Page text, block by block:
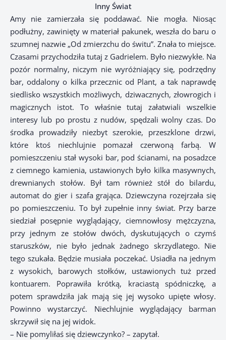
Inny Świat
Amy nie zamierzała się poddawać. Nie mogła. Niosąc
podłużny, zawinięty w materiał pakunek, weszła do baru o
szumnej nazwie „Od zmierzchu do świtu”. Znała to miejsce.
Czasami przychodziła tutaj z Gadrielem. Było niezwykłe. Na
pozór normalny, niczym nie wyróżniający się, podrzędny
bar, oddalony o kilka przecznic od Plant, a tak naprawdę
siedlisko wszystkich możliwych, dziwacznych, złowrogich i
magicznych istot. To właśnie tutaj załatwiali wszelkie
interesy lub po prostu z nudów, spędzali wolny czas. Do
środka prowadziły niezbyt szerokie, przeszklone drzwi,
które ktoś niechlujnie pomazał czerwoną farbą. W
pomieszczeniu stał wysoki bar, pod ścianami, na posadzce
z ciemnego kamienia, ustawionych było kilka masywnych,
drewnianych stołów. Był tam również stół do bilardu,
automat do gier i szafa grająca. Dziewczyna rozejrzała się
po pomieszczeniu. To był zupełnie inny świat. Przy barze
siedział posępnie wyglądający, ciemnowłosy mężczyzna,
przy jednym ze stołów dwóch, dyskutujących o czymś
staruszków, nie było jednak żadnego skrzydlatego. Nie
tego szukała. Będzie musiała poczekać. Usiadła na jednym
z wysokich, barowych stołków, ustawionych tuż przed
kontuarem. Poprawiła krótką, kraciastą spódniczkę, a
potem sprawdziła jak mają się jej wysoko upięte włosy.
Powinno wystarczyć. Niechlujnie wyglądający barman
skrzywił się na jej widok.
– Nie pomyliłaś się dziewczynko? – zapytał.